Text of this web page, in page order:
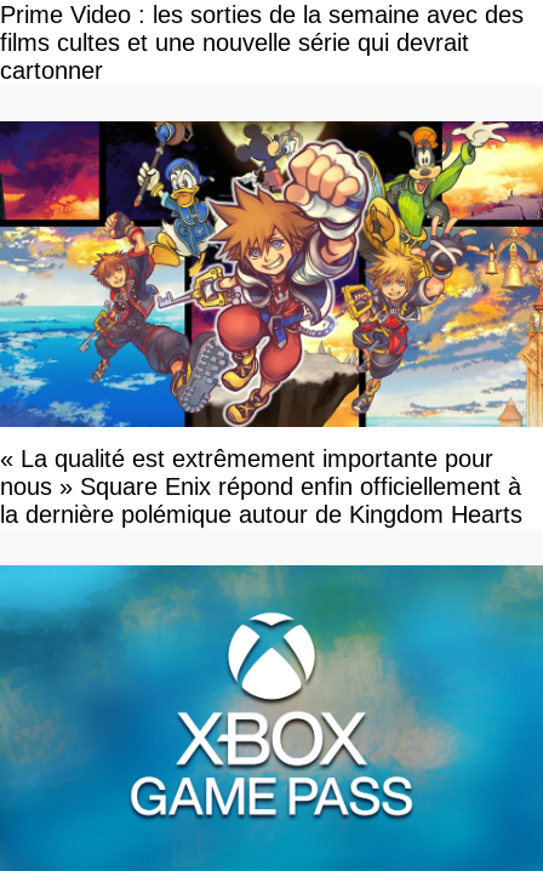
Prime Video : les sorties de la semaine avec des
films cultes et une nouvelle série qui devrait
cartonner
« La qualité est extrêmement importante pour
nous » Square Enix répond enfin officiellement à
la dernière polémique autour de Kingdom Hearts